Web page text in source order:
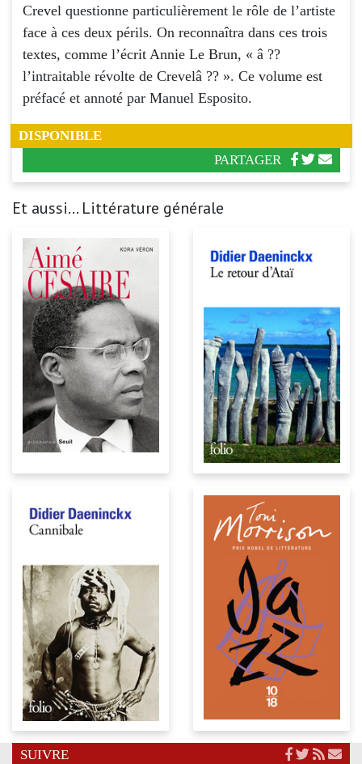
Crevel questionne particulièrement le rôle de l’artiste
face à ces deux périls. On reconnaîtra dans ces trois
textes, comme l’écrit Annie Le Brun, « â ??
l’intraitable révolte de Crevelâ ?? ». Ce volume est
préfacé et annoté par Manuel Esposito.
DISPONIBLE
PARTAGER
Et aussi... Littérature générale
SUIVRE